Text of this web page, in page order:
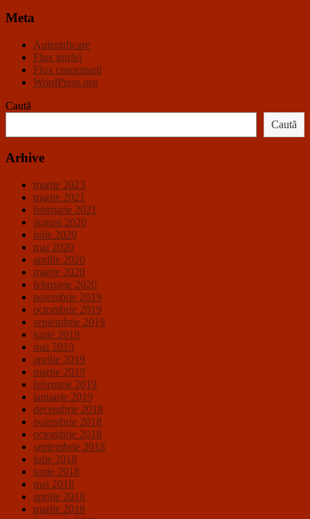
Meta
Autentificare
Flux intrări
Flux comentarii
WordPress.org
Caută
Caută
Arhive
martie 2023
martie 2021
februarie 2021
august 2020
iulie 2020
mai 2020
aprilie 2020
martie 2020
februarie 2020
noiembrie 2019
octombrie 2019
septembrie 2019
iunie 2019
mai 2019
aprilie 2019
martie 2019
februarie 2019
ianuarie 2019
decembrie 2018
noiembrie 2018
octombrie 2018
septembrie 2018
iulie 2018
iunie 2018
mai 2018
aprilie 2018
martie 2018